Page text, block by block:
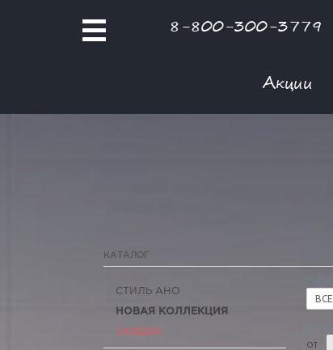
8-800-300-3779
Акции
КАТАЛОГ
ВСЕ
ОТ
СТИЛЬ АНО
НОВАЯ КОЛЛЕКЦИЯ
СКИДКА